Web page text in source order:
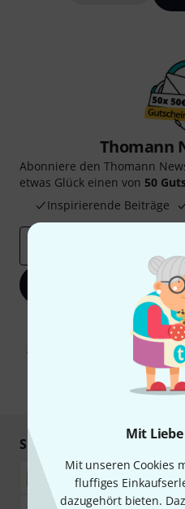
Mit
Mit unseren Cookies
fluffiges
dazugehört bieten.
Thomann
Abonniere den Thomann
etwas Glück einen von 50
Inspirierende Beiträge
Jetzt
Mit Klick auf „Jetzt anmelden“
Werbung und einer Messung des
Abmeldung ist jederzeit möglich.
unseren
*
Sicher einkaufen &